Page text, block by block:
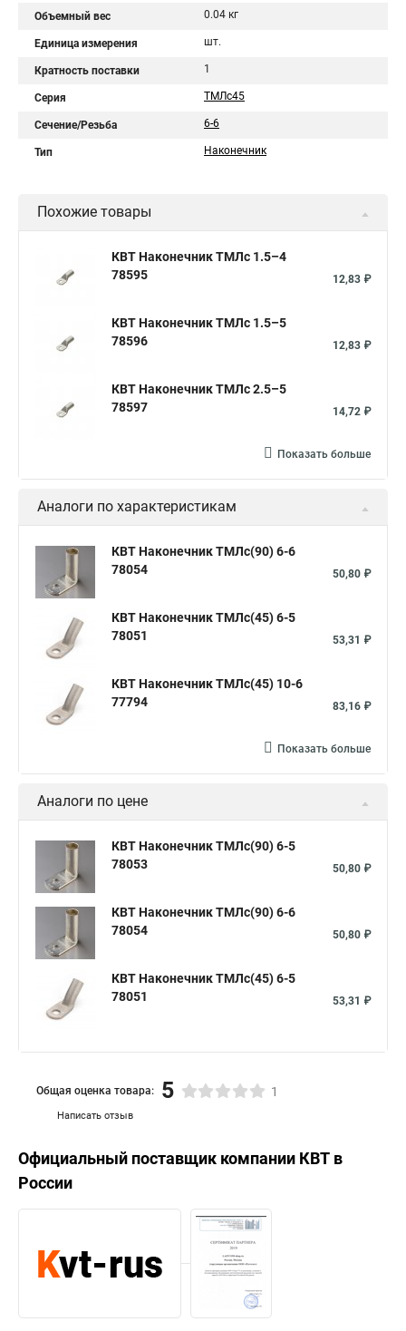
Объемный вес 0.04 кг
Единица измерения шт.
Кратность поставки 1
Серия ТМЛс45
Сечение/Резьба 6-6
Тип Наконечник
Похожие товары
КВТ Наконечник ТМЛс 1.5–4
78595
12,83 ₽
КВТ Наконечник ТМЛс 1.5–5
78596
12,83 ₽
КВТ Наконечник ТМЛс 2.5–5
78597
14,72 ₽
Показать больше
Аналоги по характеристикам
КВТ Наконечник ТМЛс(90) 6-6
78054
50,80 ₽
КВТ Наконечник ТМЛс(45) 6-5
78051
53,31 ₽
КВТ Наконечник ТМЛс(45) 10-6
77794
83,16 ₽
Показать больше
Аналоги по цене
КВТ Наконечник ТМЛс(90) 6-5
78053
50,80 ₽
КВТ Наконечник ТМЛс(90) 6-6
78054
50,80 ₽
КВТ Наконечник ТМЛс(45) 6-5
78051
53,31 ₽
Написать отзыв
Общая оценка товара: 5 1
Официальный поставщик компании КВТ в
России